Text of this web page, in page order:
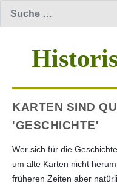
KARTEN SIND
'GESCHICHTE'
Wer sich für die
um alte Karten nicht
früheren Zeiten aber